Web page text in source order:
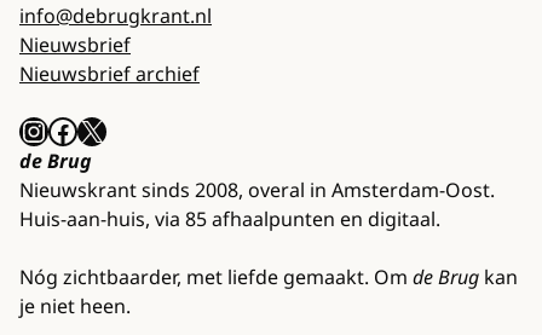
info@debrugkrant.nl
Nieuwsbrief
Nieuwsbrief archief
InstagramFacebook X
de Brug
Nieuwskrant sinds 2008, overal in Amsterdam-Oost.
Huis-aan-huis, via 85 afhaalpunten en digitaal.
Nóg zichtbaarder, met liefde gemaakt. Om de Brug kan
je niet heen.